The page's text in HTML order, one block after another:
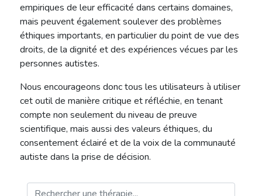
empiriques de leur efficacité dans certains domaines,
mais peuvent également soulever des problèmes
éthiques importants, en particulier du point de vue des
droits, de la dignité et des expériences vécues par les
personnes autistes.
Nous encourageons donc tous les utilisateurs à utiliser
cet outil de manière critique et réfléchie, en tenant
compte non seulement du niveau de preuve
scientifique, mais aussi des valeurs éthiques, du
consentement éclairé et de la voix de la communauté
autiste dans la prise de décision.